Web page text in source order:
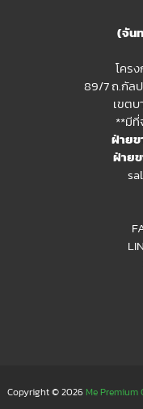
(จัน
โคร
89/7 ถ.กัล
เขต
**มี
ฝ่ายข
ฝ่าย
Copyright © 2026 Me Premium